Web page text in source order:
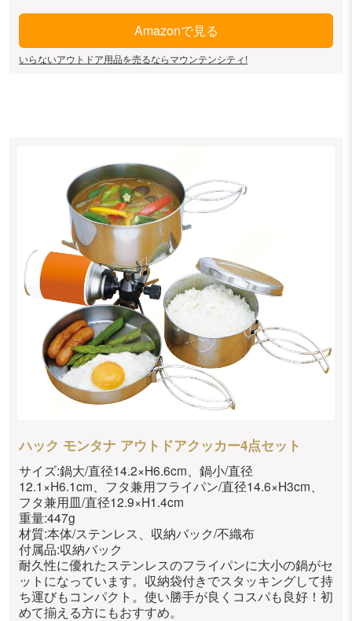
Amazonで見る
いらないアウトドア用品を売るならマウンテンシティ!
ハック モンタナ アウトドアクッカー4点セット
サイズ:鍋大/直径14.2×H6.6cm、鍋小/直径
12.1×H6.1cm、フタ兼用フライパン/直径14.6×H3cm、
フタ兼用皿/直径12.9×H1.4cm
重量:447g
材質:本体/ステンレス、収納バック/不織布
付属品:収納バック
耐久性に優れたステンレスのフライパンに大小の鍋がセ
ットになっています。収納袋付きでスタッキングして持
ち運びもコンパクト。使い勝手が良くコスパも良好！初
めて揃える方にもおすすめ。